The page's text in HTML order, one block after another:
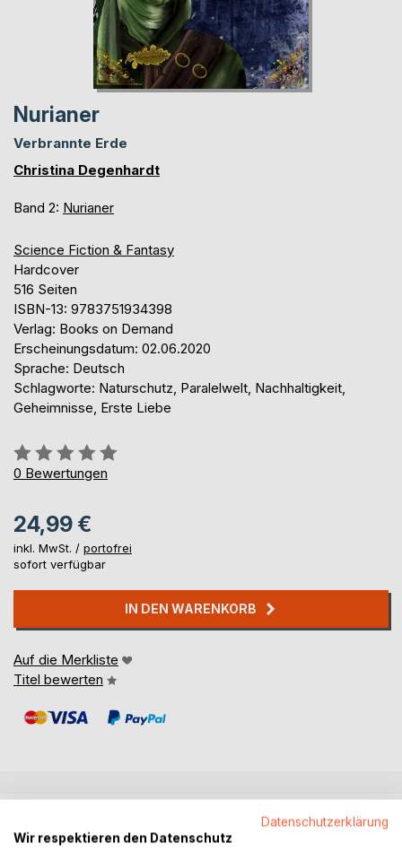
Nurianer
Verbrannte Erde
Christina Degenhardt
Band 2: Nurianer
Science Fiction & Fantasy
Hardcover
516 Seiten
ISBN-13: 9783751934398
Verlag: Books on Demand
Erscheinungsdatum: 02.06.2020
Sprache: Deutsch
Schlagworte: Naturschutz, Paralelwelt, Nachhaltigkeit,
Geheimnisse, Erste Liebe
Bewertung::
0%
0 Bewertungen
24,99 €
inkl. MwSt. / portofrei
sofort verfügbar
IN DEN WARENKORB
Auf die Merkliste
Titel bewerten
Datenschutzerklärung
Wir respektieren den Datenschutz